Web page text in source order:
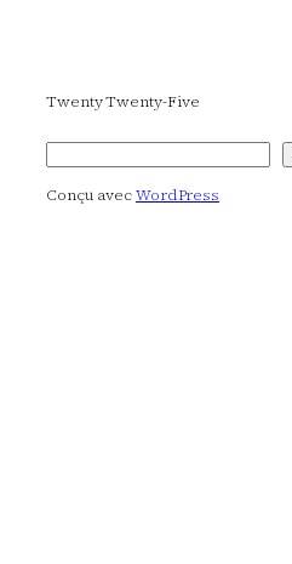
Twenty Twenty-Five
Conçu avecWordPress